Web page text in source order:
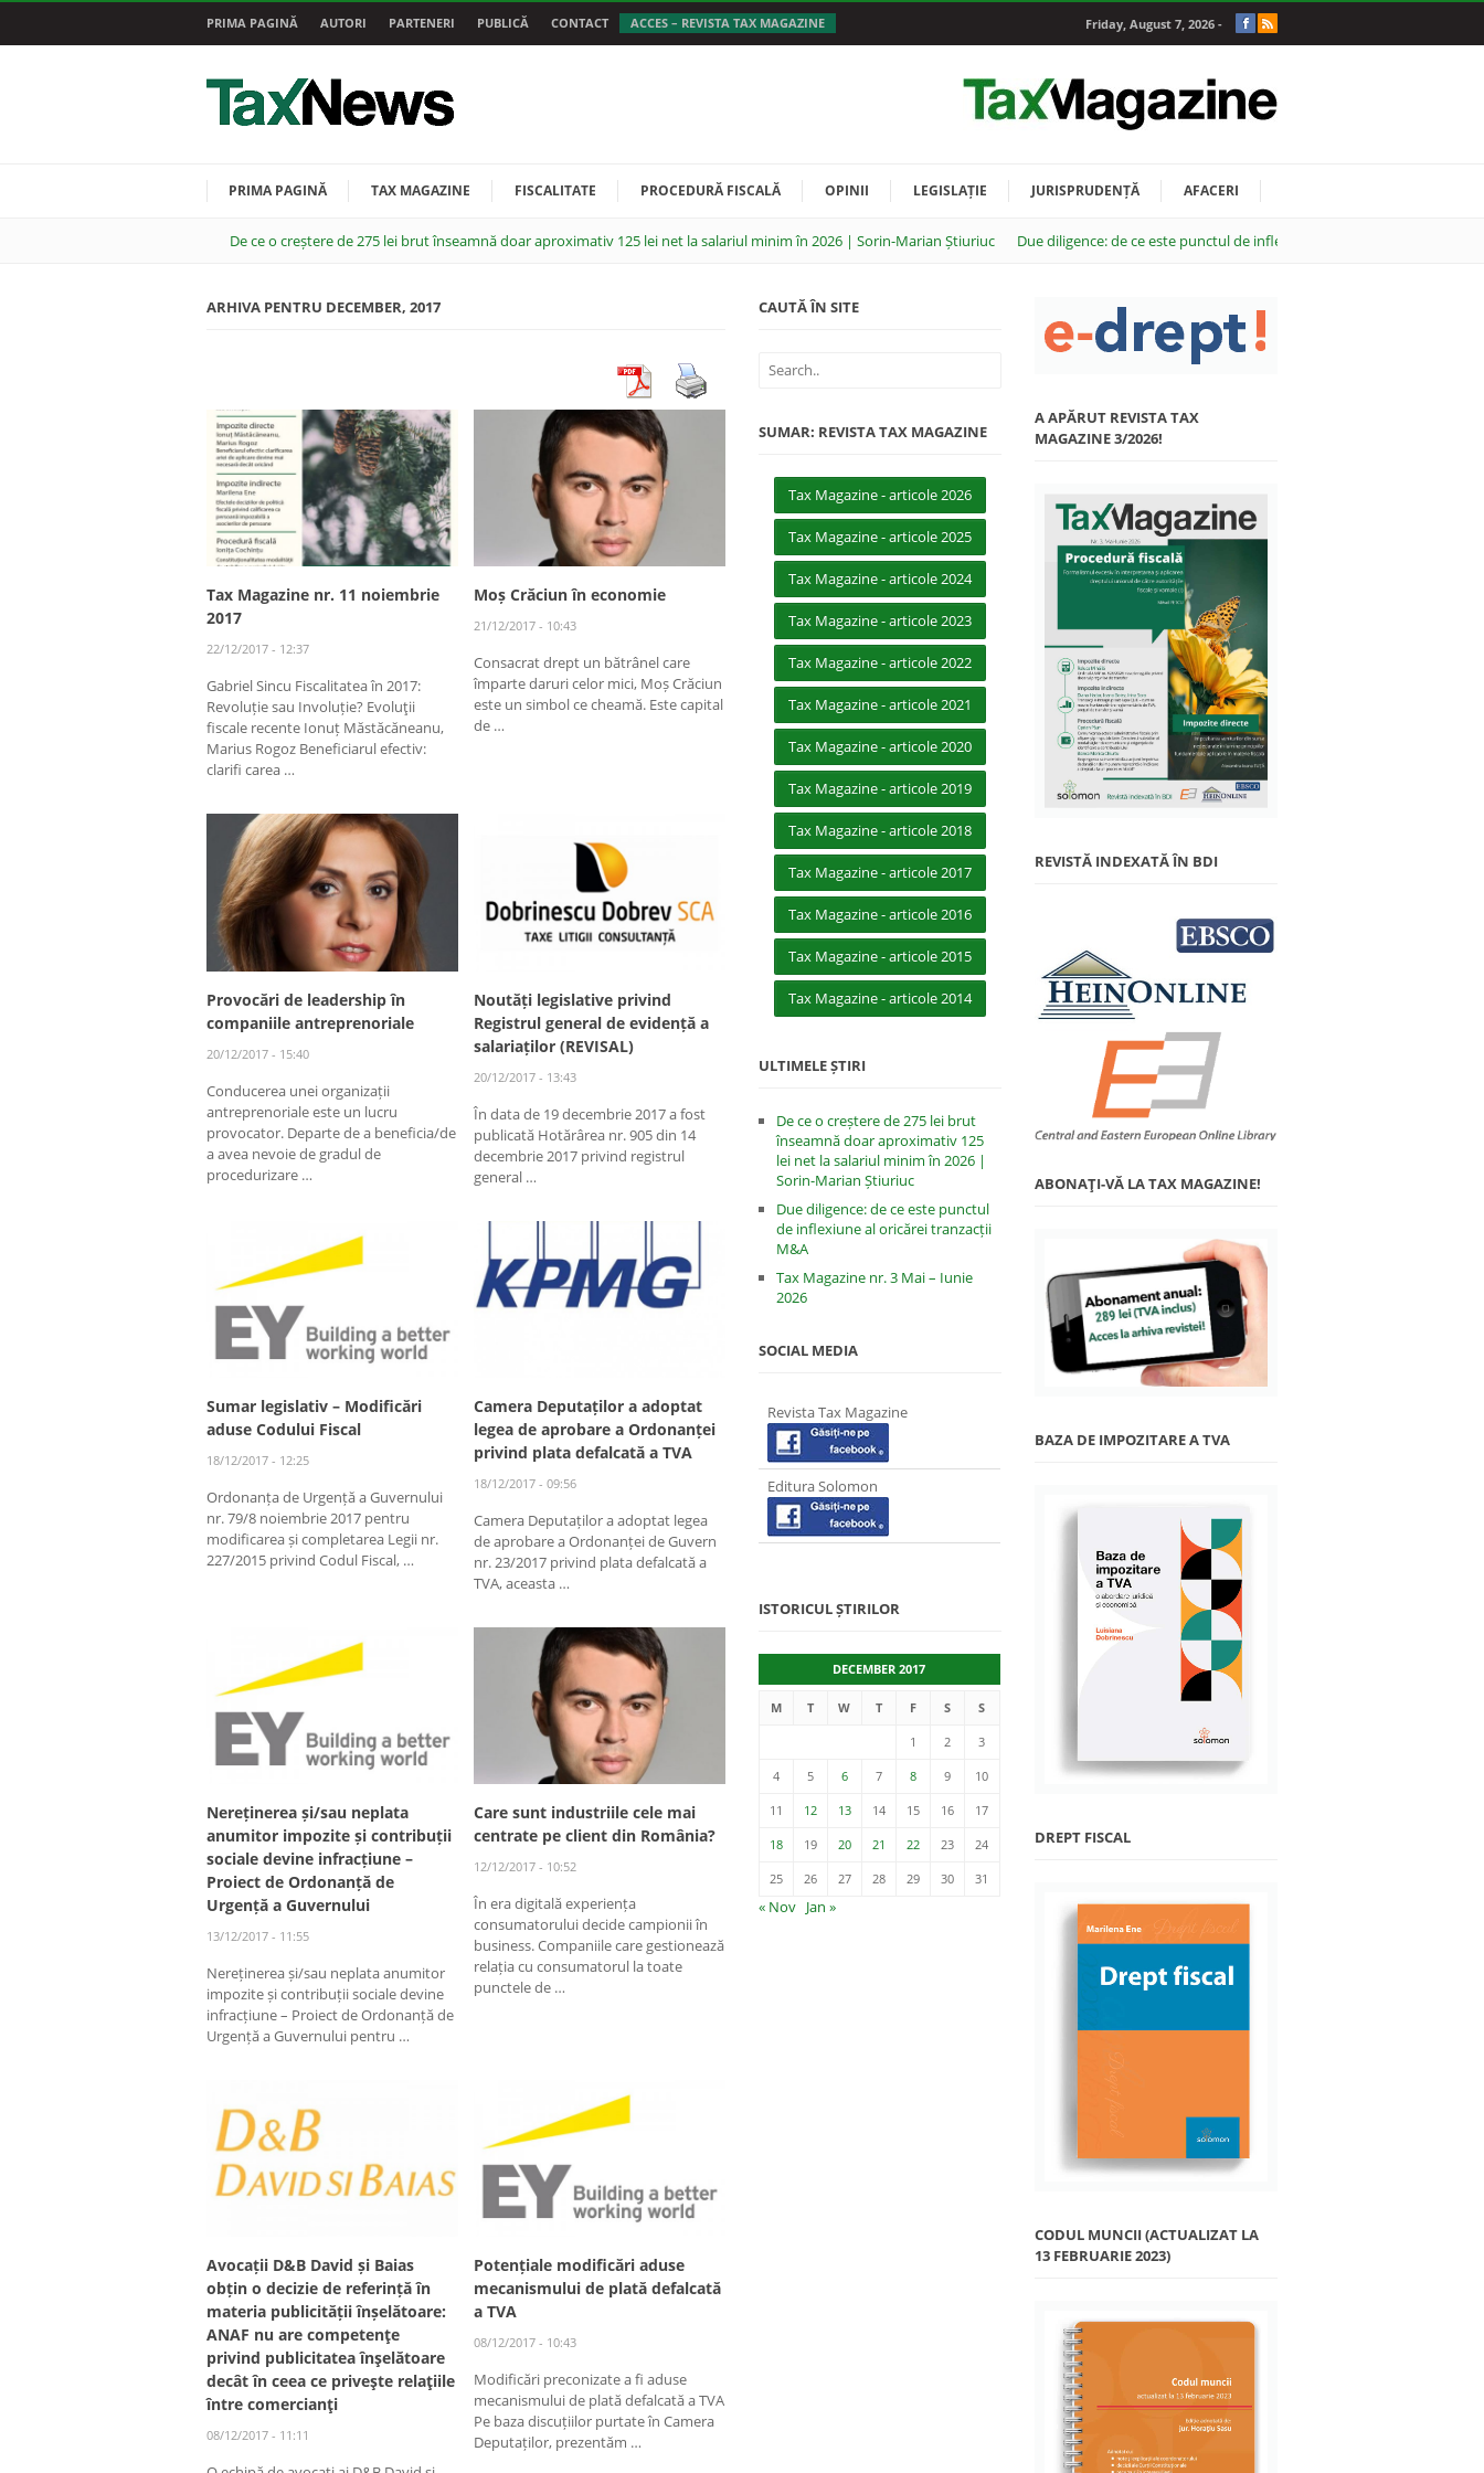
PRIMA PAGINĂ AUTORI PARTENERI PUBLICĂ CONTACT ACCES – REVISTA TAX MAGAZINE Friday, August 7, 2026 -
PRIMA PAGINĂ TAX MAGAZINE FISCALITATE PROCEDURĂ FISCALĂ OPINII LEGISLAȚIE JURISPRUDENȚĂ AFACERI
De ce o creștere de 275 lei brut înseamnă doar aproximativ 125 lei net la salariul minim în 2026 | Sorin-Marian Știuriuc Due diligence: de ce este punctul de inflexiune al oricărei tranzacții M&A
ARHIVA PENTRU DECEMBER, 2017
Tax Magazine nr. 11 noiembrie
2017
22/12/2017 - 12:37
Gabriel Sincu Fiscalitatea în 2017:
Revoluție sau Involuție? Evoluţii
fiscale recente Ionuț Măstăcăneanu,
Marius Rogoz Beneficiarul efectiv:
clarifi carea …
Moș Crăciun în economie
21/12/2017 - 10:43
Consacrat drept un bătrânel care
împarte daruri celor mici, Moș Crăciun
este un simbol ce cheamă. Este capital
de …
Provocări de leadership în
companiile antreprenoriale
20/12/2017 - 15:40
Conducerea unei organizații
antreprenoriale este un lucru
provocator. Departe de a beneficia/de
a avea nevoie de gradul de
procedurizare …
Noutăți legislative privind
Registrul general de evidență a
salariaților (REVISAL)
20/12/2017 - 13:43
În data de 19 decembrie 2017 a fost
publicată Hotărârea nr. 905 din 14
decembrie 2017 privind registrul
general …
Sumar legislativ – Modificări
aduse Codului Fiscal
18/12/2017 - 12:25
Ordonanța de Urgență a Guvernului
nr. 79/8 noiembrie 2017 pentru
modificarea și completarea Legii nr.
227/2015 privind Codul Fiscal, …
Camera Deputaților a adoptat
legea de aprobare a Ordonanței
privind plata defalcată a TVA
18/12/2017 - 09:56
Camera Deputaților a adoptat legea
de aprobare a Ordonanței de Guvern
nr. 23/2017 privind plata defalcată a
TVA, aceasta …
Nereținerea și/sau neplata
anumitor impozite și contribuții
sociale devine infracțiune –
Proiect de Ordonanță de
Urgență a Guvernului
13/12/2017 - 11:55
Nereținerea și/sau neplata anumitor
impozite și contribuții sociale devine
infracțiune – Proiect de Ordonanță de
Urgență a Guvernului pentru …
Care sunt industriile cele mai
centrate pe client din România?
12/12/2017 - 10:52
În era digitală experiența
consumatorului decide campionii în
business. Companiile care gestionează
relația cu consumatorul la toate
punctele de …
Avocații D&B David și Baias
obțin o decizie de referință în
materia publicității înșelătoare:
ANAF nu are competenţe
privind publicitatea înşelătoare
decât în ceea ce priveşte relaţiile
între comercianţi
08/12/2017 - 11:11
Potențiale modificări aduse
mecanismului de plată defalcată
a TVA
08/12/2017 - 10:43
Modificări preconizate a fi aduse
mecanismului de plată defalcată a TVA
Pe baza discuțiilor purtate în Camera
Deputaților, prezentăm …
CAUTĂ ÎN SITE
SUMAR: REVISTA TAX MAGAZINE
Tax Magazine - articole 2026
Tax Magazine - articole 2025
Tax Magazine - articole 2024
Tax Magazine - articole 2023
Tax Magazine - articole 2022
Tax Magazine - articole 2021
Tax Magazine - articole 2020
Tax Magazine - articole 2019
Tax Magazine - articole 2018
Tax Magazine - articole 2017
Tax Magazine - articole 2016
Tax Magazine - articole 2015
Tax Magazine - articole 2014
ULTIMELE ȘTIRI
De ce o creștere de 275 lei brut
înseamnă doar aproximativ 125
lei net la salariul minim în 2026 |
Sorin-Marian Știuriuc
Due diligence: de ce este punctul
de inflexiune al oricărei tranzacții
M&A
Tax Magazine nr. 3 Mai – Iunie
2026
SOCIAL MEDIA
Revista Tax Magazine
Editura Solomon
ISTORICUL ȘTIRILOR
DECEMBER 2017
M T W T F S S
1 2 3
4 5 6 7 8 9 10
11 12 13 14 15 16 17
18 19 20 21 22 23 24
25 26 27 28 29 30 31
« Nov Jan »
A APĂRUT REVISTA TAX
MAGAZINE 3/2026!
REVISTĂ INDEXATĂ ÎN BDI
ABONAŢI-VĂ LA TAX MAGAZINE!
BAZA DE IMPOZITARE A TVA
DREPT FISCAL
CODUL MUNCII (ACTUALIZAT LA
13 FEBRUARIE 2023)